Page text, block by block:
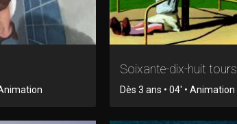
Soixante-dix-huit tours
Dès 3 ans • 04' • Animation